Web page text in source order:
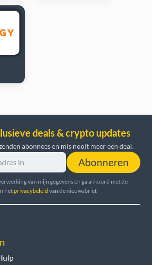
deals & crypto updates
abonnees en mis nooit meer een deal.
Abonneren
van mijn gegevens en ga akkoord met de
hetprivacybeleid van de nieuwsbrief.